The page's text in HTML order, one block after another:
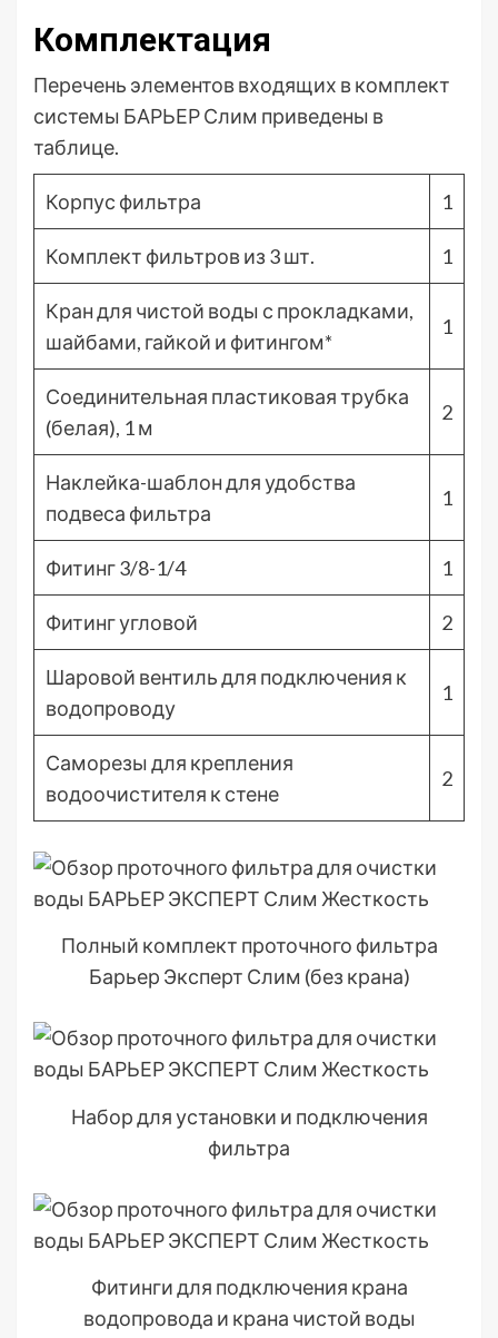
Комплектация
Перечень элементов входящих в комплект
системы БАРЬЕР Слим приведены в
таблице.
Корпус фильтра 1
Комплект фильтров из 3 шт. 1
Кран для чистой воды с прокладками,
шайбами, гайкой и фитингом*
1
Соединительная пластиковая трубка
(белая), 1 м
2
Наклейка-шаблон для удобства
подвеса фильтра
1
Фитинг 3/8-1/4 1
Фитинг угловой 2
Шаровой вентиль для подключения к
водопроводу
1
Саморезы для крепления
водоочистителя к стене
2
Полный комплект проточного фильтра
Барьер Эксперт Слим (без крана)
Набор для установки и подключения
фильтра
Фитинги для подключения крана
водопровода и крана чистой воды